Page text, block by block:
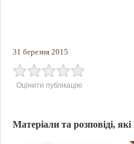
31 березня 2015
Оцінити публікацію
Матеріали та розповіді,